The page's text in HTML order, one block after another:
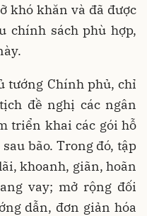
khó khăn và đã được
chính sách phù hợp,
tướng Chính phủ, chỉ
đề nghị các ngân
triển khai các gói hỗ
bão. Trong đó, tập
khoanh, giãn, hoãn
vay; mở rộng đối
dẫn, đơn giản hóa